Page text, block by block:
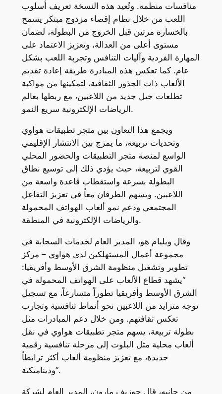
منافسات منظمة. وتُعيد هذه النسخة تعريف أسلوب
اللعب من خلال نظام إقصاء مزدوج مبتكر يسمح
بالخسارة مرتين قبل الخروج من البطولة، لضمان
مستوى أعلى من العدالة، وتعزيز الاعتماد على
المهارة الفردية وآليات التنافس وتجربة اللعب بشكل
عام. كما تعكس هذه المبادرة طريقة إعادة تقديم
الألعاب ذات الجذور الثقافية، لتمكينها من مواكبة
تطلعات جيل جديد من اللاعبين، مع ربطها بعالم
الرياضات الإلكترونية سريع النمو.
ويجمع هذا التعاون بين متجر تطبيقات هواوي
وتحديات تربيعة، ما يمزج بين الانتشار الإقليمي
الواسع لمنصة متجر التطبيقات والحضور المحلي
القوي لتربيعة، حيث يؤدي ذلك إلى توسيع نطاق
البطولة بسرعة واستقطاب قاعدة واسعة من
اللاعبين. ويسهم الطرفان معاً في تعزيز التفاعل
المجتمعي ودعم نمو ألعاب الهواتف المحمولة
والرياضات الإلكترونية في المنطقة.
وقال ويليام هو، المدير العام لخدمات السحابة في
مجموعة أعمال المستهلكين لدى هواوي – مركز
تطوير وتشغيل منظومة الشرق الأوسط وأفريقيا:
“يشهد قطاع الألعاب على الهواتف المحمولة في
الشرق الأوسط وأفريقيا تطوراً متسارعاً، مع تسجيل
توجه متزايد من اللاعبين نحو أنماط تنافسية وتجارب
تعكس ثقافتهم. ومن خلال دعم المبادرات مثل
بطولة تربيعة، يسهم متجر تطبيقات هواوي في نقل
ألعاب محلية مثل البلوت إلى مرحلة تنافسية رقمية
جديدة، مع تعزيز منظومة ألعاب أكثر ترابطاً
وديناميكية”.
من جانبه، قال جوزيف مارون، المدير العام لشركة